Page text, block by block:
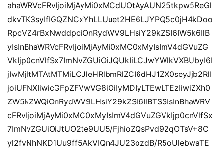
ahaWRVcFRvIjoiMjAyMi0xMCdUOtAyAUN25tkpw5ReGl
dkvTK3syIfIGQZNCxYhLLUuet2HE6LJYPQ5c0jH4kDoo
RpcVZ4rBxNwddpciOnRydWV9LHsiY29kZSI6IW5k6IlB
yIsInBhaWRVcFRvIjoiMjAyMi0xMC0xMyIsImV4dGVuZG
VkIjp0cnVlfSx7ImNvZGUiOiJQUkIiLCJwYWlkVXBUbyI6I
jIwMjItMTAtMTMiLCJleHRlbmRlZCI6dHJ1ZX0seyJjb2RlI
joiUFNXIiwicGFpZFVwVG8iOiIyMDIyLTEwLTEzIiwiZXh0
ZW5kZWQiOnRydWV9LHsiY29kZSI6IlBTSSIsInBhaWRV
cFRvIjoiMjAyMi0xMC0xMyIsImV4dGVuZGVkIjp0cnVlfSx
7ImNvZGUiOiJtUO2te9UU5/FjhioZQsPvd92qOTsV+8C
yl2fvNhNKD1Uu9ff5AkVIQn4JU23ozdB/R5oUlebwaTE